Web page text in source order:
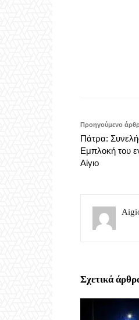
Προηγούμενο
Πάτρα:
Σχετικά